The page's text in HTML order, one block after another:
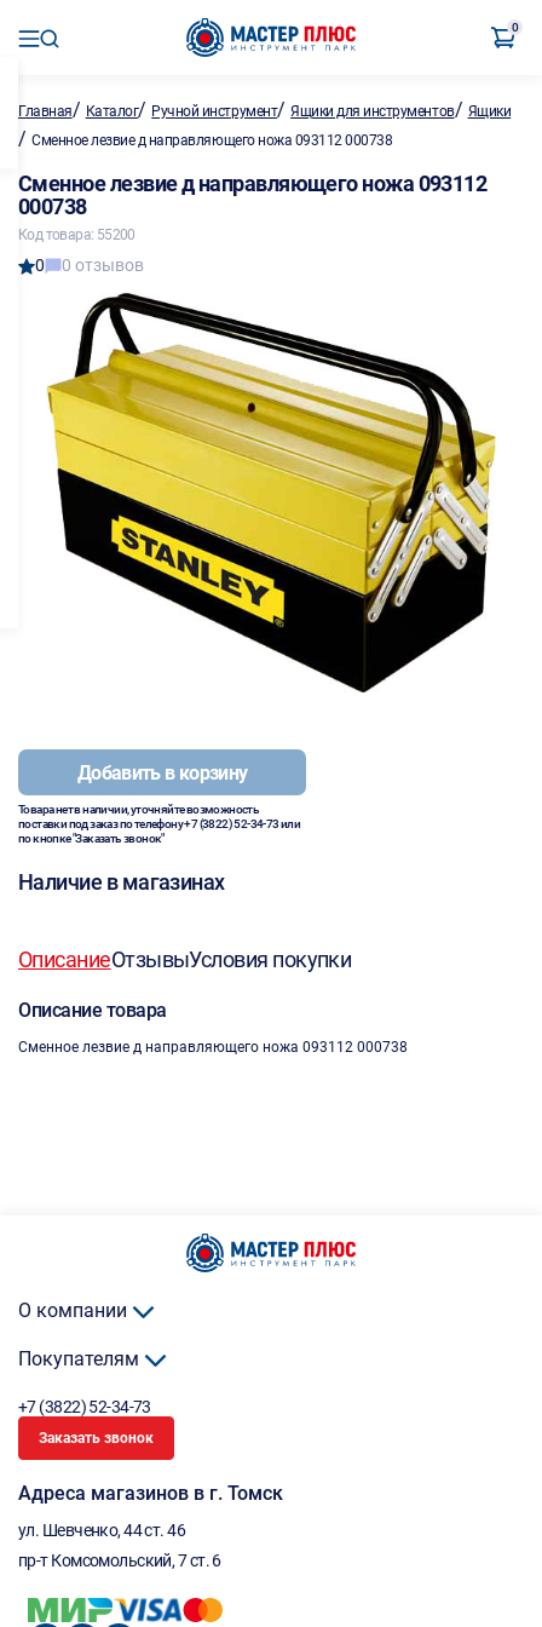
0
Главная/ Каталог/ Ручной инструмент/Ящики для инструментов/ Ящики
/ Сменное лезвие д направляющего ножа 093112 000738
Сменное лезвие д направляющего ножа 093112
000738
Код товара: 55200
0 0 отзывов
Добавить в корзину
Товара нет в наличии, уточняйте возможность
поставки под заказ по телефону+7 (3822) 52-34-73или
по кнопке "Заказать звонок"
Наличие в магазинах
ОписаниеОтзывыУсловия покупки
Описание товара
Сменное лезвие д направляющего ножа 093112 000738
О компании
Покупателям
+7 (3822) 52-34-73
Заказать звонок
Адреса магазинов в г. Томск
ул. Шевченко, 44 ст. 46
пр-т Комсомольский, 7 ст. 6